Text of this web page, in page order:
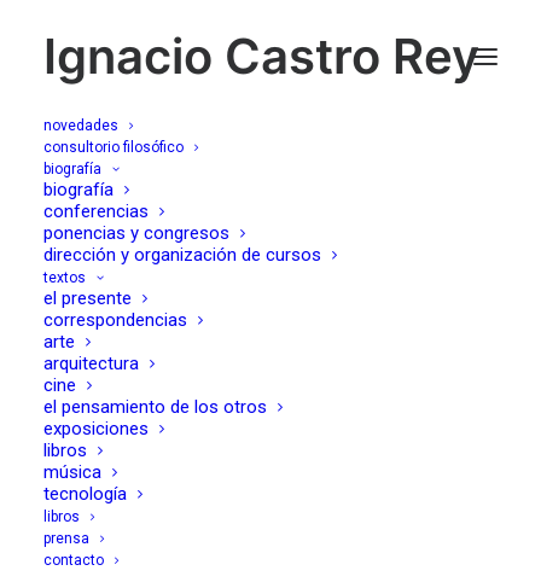
Ignacio Castro Rey
novedades
consultorio filosófico
biografía
biografía
conferencias
ponencias y congresos
dirección y organización de cursos
textos
el presente
correspondencias
arte
arquitectura
cine
el pensamiento de los otros
exposiciones
libros
música
tecnología
libros
prensa
contacto
talleres online